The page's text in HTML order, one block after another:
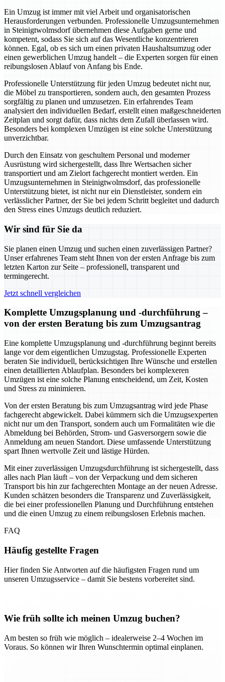
Ein Umzug ist immer mit viel Arbeit und organisatorischen
Herausforderungen verbunden. Professionelle Umzugsunternehmen
in Steinigtwolmsdorf übernehmen diese Aufgaben gerne und
kompetent, sodass Sie sich auf das Wesentliche konzentrieren
können. Egal, ob es sich um einen privaten Haushaltsumzug oder
einen gewerblichen Umzug handelt – die Experten sorgen für einen
reibungslosen Ablauf von Anfang bis Ende.
Professionelle Unterstützung für jeden Umzug bedeutet nicht nur,
die Möbel zu transportieren, sondern auch, den gesamten Prozess
sorgfältig zu planen und umzusetzen. Ein erfahrendes Team
analysiert den individuellen Bedarf, erstellt einen maßgeschneiderten
Zeitplan und sorgt dafür, dass nichts dem Zufall überlassen wird.
Besonders bei komplexen Umzügen ist eine solche Unterstützung
unverzichtbar.
Durch den Einsatz von geschultem Personal und moderner
Ausrüstung wird sichergestellt, dass Ihre Wertsachen sicher
transportiert und am Zielort fachgerecht montiert werden. Ein
Umzugsunternehmen in Steinigtwolmsdorf, das professionelle
Unterstützung bietet, ist nicht nur ein Dienstleister, sondern ein
verlässlicher Partner, der Sie bei jedem Schritt begleitet und dadurch
den Stress eines Umzugs deutlich reduziert.
Wir sind für Sie da
Sie planen einen Umzug und suchen einen zuverlässigen Partner?
Unser erfahrenes Team steht Ihnen von der ersten Anfrage bis zum
letzten Karton zur Seite – professionell, transparent und
termingerecht.
Jetzt schnell vergleichen
Komplette Umzugsplanung und -durchführung –
von der ersten Beratung bis zum Umzugsantrag
Eine komplette Umzugsplanung und -durchführung beginnt bereits
lange vor dem eigentlichen Umzugstag. Professionelle Experten
beraten Sie individuell, berücksichtigen Ihre Wünsche und erstellen
einen detaillierten Ablaufplan. Besonders bei komplexeren
Umzügen ist eine solche Planung entscheidend, um Zeit, Kosten
und Stress zu minimieren.
Von der ersten Beratung bis zum Umzugsantrag wird jede Phase
fachgerecht abgewickelt. Dabei kümmern sich die Umzugsexperten
nicht nur um den Transport, sondern auch um Formalitäten wie die
Abmeldung bei Behörden, Strom- und Gasversorgern sowie die
Anmeldung am neuen Standort. Diese umfassende Unterstützung
spart Ihnen wertvolle Zeit und lästige Hürden.
Mit einer zuverlässigen Umzugsdurchführung ist sichergestellt, dass
alles nach Plan läuft – von der Verpackung und dem sicheren
Transport bis hin zur fachgerechten Montage an der neuen Adresse.
Kunden schätzen besonders die Transparenz und Zuverlässigkeit,
die bei einer professionellen Planung und Durchführung entstehen
und die einen Umzug zu einem reibungslosen Erlebnis machen.
FAQ
Häufig gestellte Fragen
Hier finden Sie Antworten auf die häufigsten Fragen rund um
unseren Umzugsservice – damit Sie bestens vorbereitet sind.
Wie früh sollte ich meinen Umzug buchen?
Am besten so früh wie möglich – idealerweise 2–4 Wochen im
Voraus. So können wir Ihren Wunschtermin optimal einplanen.